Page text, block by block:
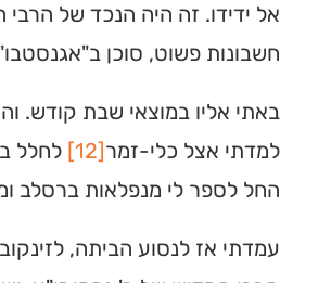
אל ידידו. זה היה הנכד של הרבי
חשבונות פשוט, סוכן
באתי אליו במוצאי שבת קודש.
למדתי אצל כלי-זמר[12] לחלל
החל לספר לי מנפלאות ברסלב
עמדתי אז לנסוע הביתה,